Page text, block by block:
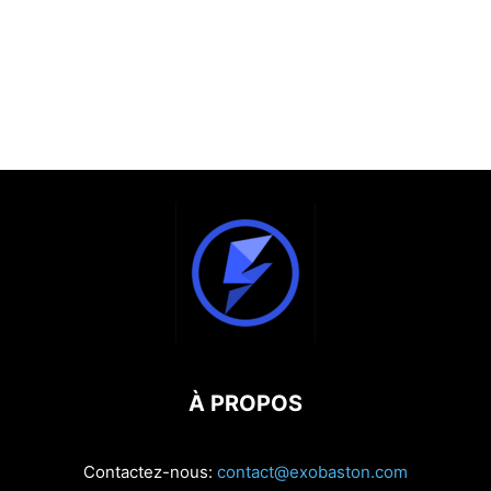
À PROPOS
Contactez-nous: contact@exobaston.com